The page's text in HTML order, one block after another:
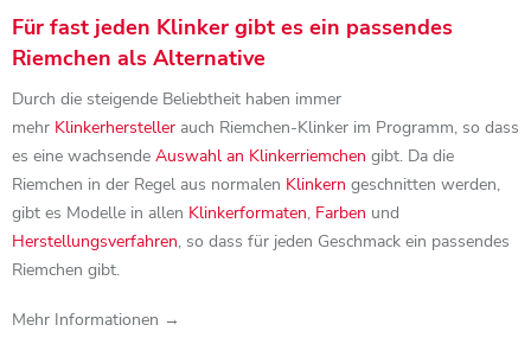
Für fast jeden Klinker gibt es ein passendes
Riemchen als Alternative
Durch die steigende Beliebtheit haben immer
mehr Klinkerhersteller auch Riemchen-Klinker im Programm, so dass
es eine wachsende Auswahl an Klinkerriemchen gibt. Da die
Riemchen in der Regel aus normalen Klinkern geschnitten werden,
gibt es Modelle in allen Klinkerformaten, Farben und
Herstellungsverfahren, so dass für jeden Geschmack ein passendes
Riemchen gibt.
Mehr Informationen →